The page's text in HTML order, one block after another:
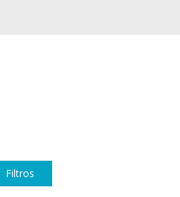
Filtros